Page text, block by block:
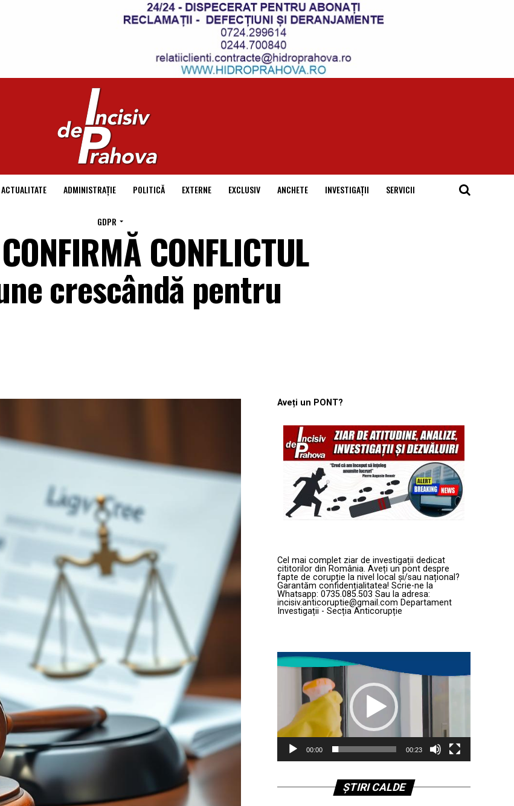
ACTUALITATE ADMINISTRAȚIE POLITICĂ EXTERNE EXCLUSIV ANCHETE INVESTIGAȚII SERVICII
GDPR
CONFLICTUL
crescândă pentru
Aveți un PONT?
Cel mai complet ziar de investigații dedicat
cititorilor din România. Aveți un pont despre
fapte de corupție la nivel local și/sau național?
Garantăm confidențialitatea! Scrie-ne la
Whatsapp: 0735.085.503 Sau la adresa:
incisiv.anticoruptie@gmail.com Departament
Investigații - Secția Anticorupție
Player
video
00:00 00:23
ȘTIRI CALDE